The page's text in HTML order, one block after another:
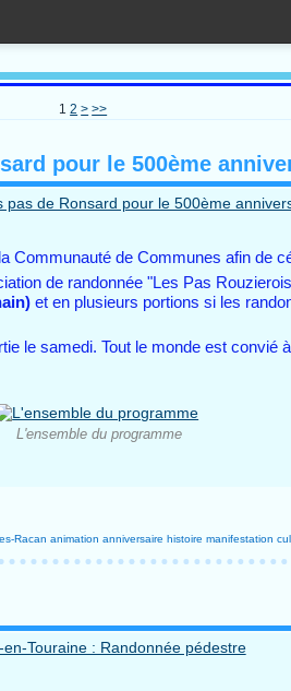
1 2 > >>
pour le 500ème
Communauté de Communes afin de
de randonnée "Les Pas
et en plusieurs portions si les
le samedi. Tout le monde est convié
L'ensemble du programme
Racan animation anniversaire histoire manifestation